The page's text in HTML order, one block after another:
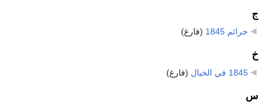
ج
جرائم 1845 (فارغ)
خ
1845 في الخيال (فارغ)
س